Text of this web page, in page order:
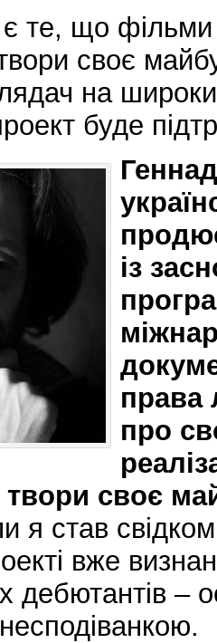
те, що
своє
на
буде
із
права
про
твори своє
я став
вже
дебютантів –